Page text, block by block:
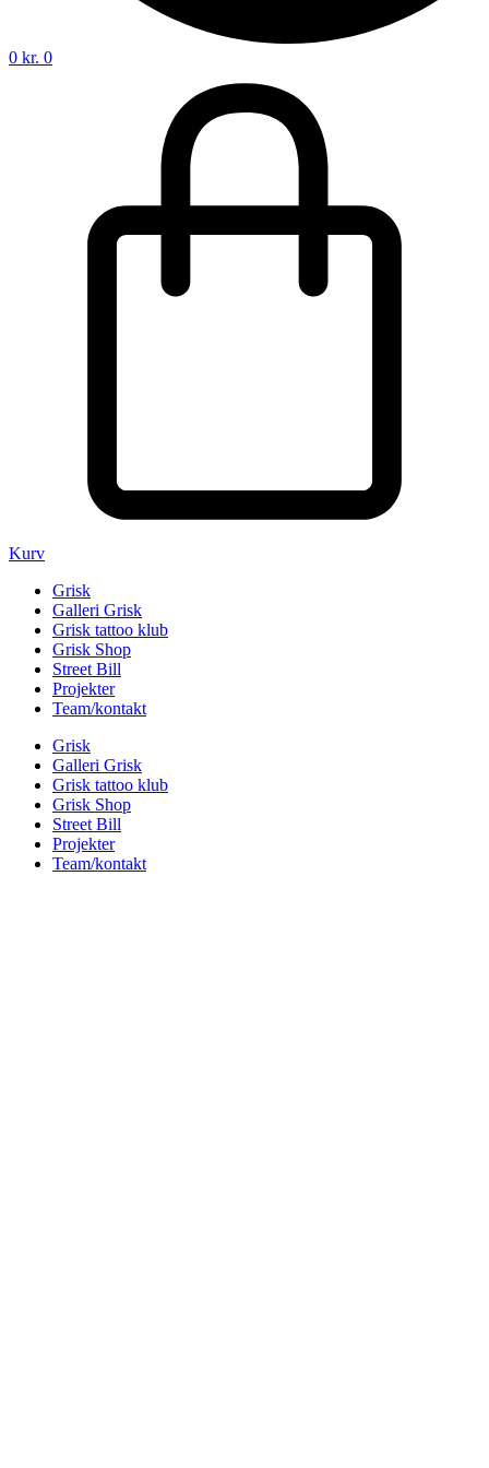
0 kr. 0
Kurv
Grisk
Galleri Grisk
Grisk tattoo klub
Grisk Shop
Street Bill
Projekter
Team/kontakt
Grisk
Galleri Grisk
Grisk tattoo klub
Grisk Shop
Street Bill
Projekter
Team/kontakt